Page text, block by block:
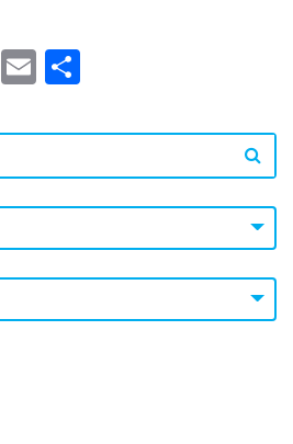
Facebook
Email